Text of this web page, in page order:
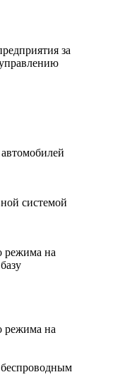
за
системой
режима на
режима на